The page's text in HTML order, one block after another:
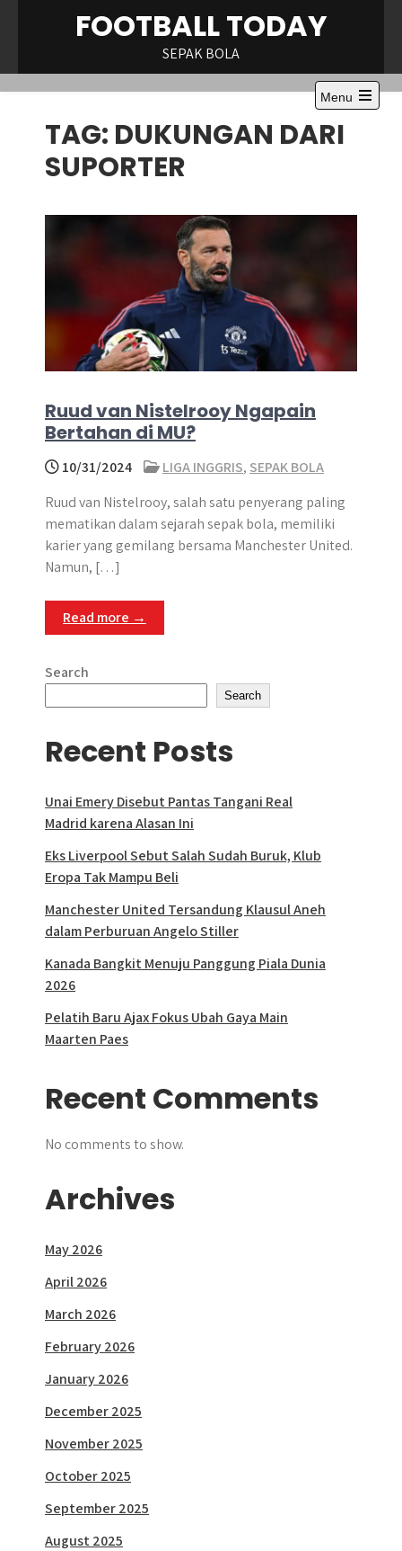
FOOTBALL TODAY
SEPAK BOLA
Menu
Open
TAG: DUKUNGAN DARI
SUPORTER
Ruud van Nistelrooy Ngapain
Bertahan di MU?
10/31/2024 LIGA INGGRIS, SEPAK BOLA
Ruud van Nistelrooy, salah satu penyerang paling
mematikan dalam sejarah sepak bola, memiliki
karier yang gemilang bersama Manchester United.
Namun, […]
Read more →
Search
Search
Recent Posts
Unai Emery Disebut Pantas Tangani Real
Madrid karena Alasan Ini
Eks Liverpool Sebut Salah Sudah Buruk, Klub
Eropa Tak Mampu Beli
Manchester United Tersandung Klausul Aneh
dalam Perburuan Angelo Stiller
Kanada Bangkit Menuju Panggung Piala Dunia
2026
Pelatih Baru Ajax Fokus Ubah Gaya Main
Maarten Paes
Recent Comments
No comments to show.
Archives
May 2026
April 2026
March 2026
February 2026
January 2026
December 2025
November 2025
October 2025
September 2025
August 2025